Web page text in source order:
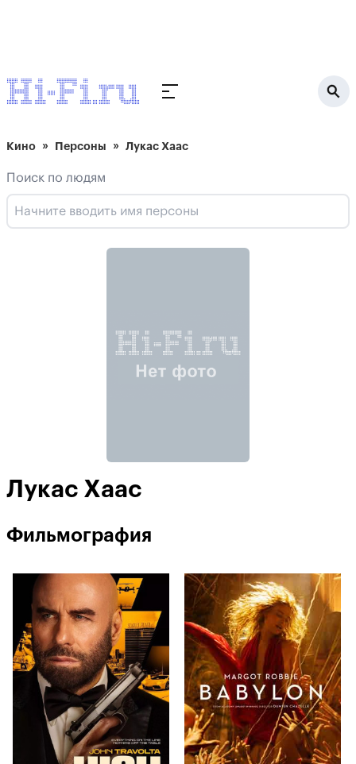
Кино Персоны Лукас Хаас
Поиск по людям
Лукас Хаас
Фильмография